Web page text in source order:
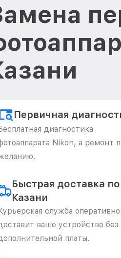
Первичная
диагностика
Nikon, а ремонт
Быстрая доставка по
Казани
служба оперативно
ваше устройство без
платы.